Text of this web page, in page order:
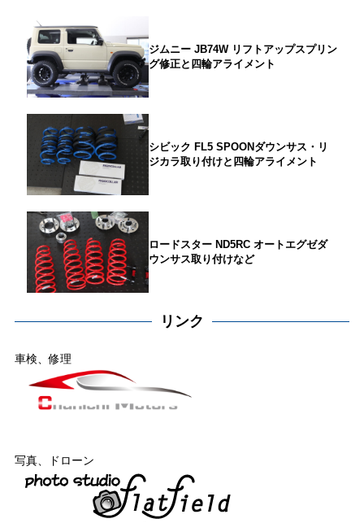
ジムニー JB74W リフトアップスプリン
グ修正と四輪アライメント
シビック FL5 SPOONダウンサス・リ
ジカラ取り付けと四輪アライメント
ロードスター ND5RC オートエグゼダ
ウンサス取り付けなど
リンク
車検、修理
写真、ドローン